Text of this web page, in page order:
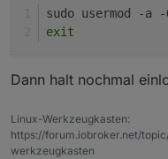
sudo usermod -a
exit
Dann halt nochmal
Linux-Werkzeugkasten:
https://forum.iobroker.net/
werkzeugkasten